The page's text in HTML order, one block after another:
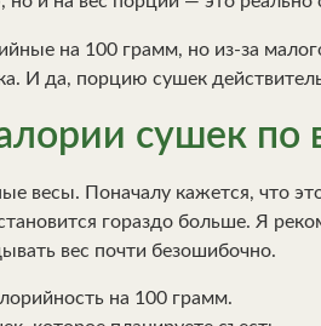
на 100 грамм, но из-за
И да, порцию сушек
сушек по
весы. Поначалу кажется, что
гораздо больше. Я
вес почти безошибочно.
на 100 грамм.